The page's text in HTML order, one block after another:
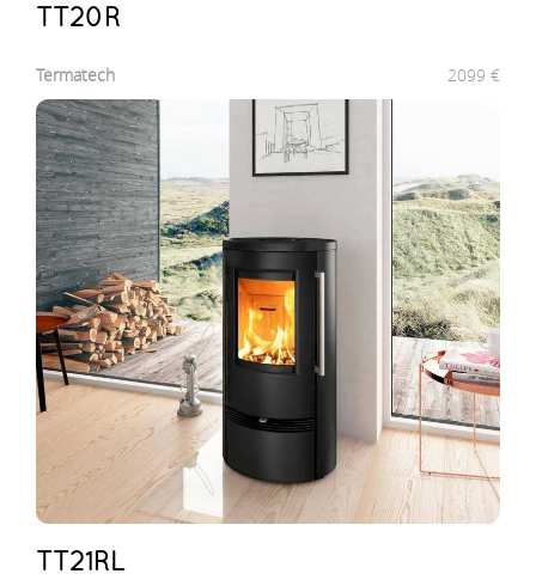
TT20R
Termatech 2099 €
TT21RL